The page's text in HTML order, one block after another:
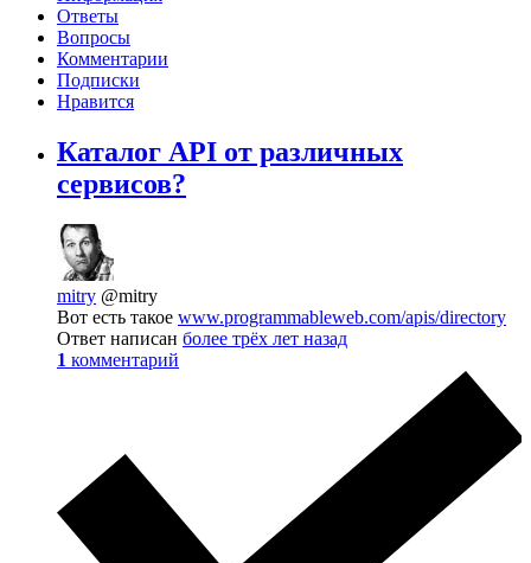
Ответы
Вопросы
Комментарии
Подписки
Нравится
Каталог API от различных
сервисов?
mitry @mitry
Вот есть такое www.programmableweb.com/apis/directory
Ответ написан более трёх лет назад
1 комментарий